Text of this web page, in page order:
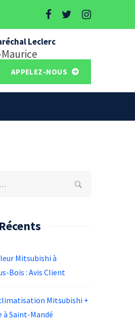
Leclerc
APPELEZ-NOUS
:
Mitsubishi à
Bois : Avis Client
Mitsubishi +
à Saint-Mandé